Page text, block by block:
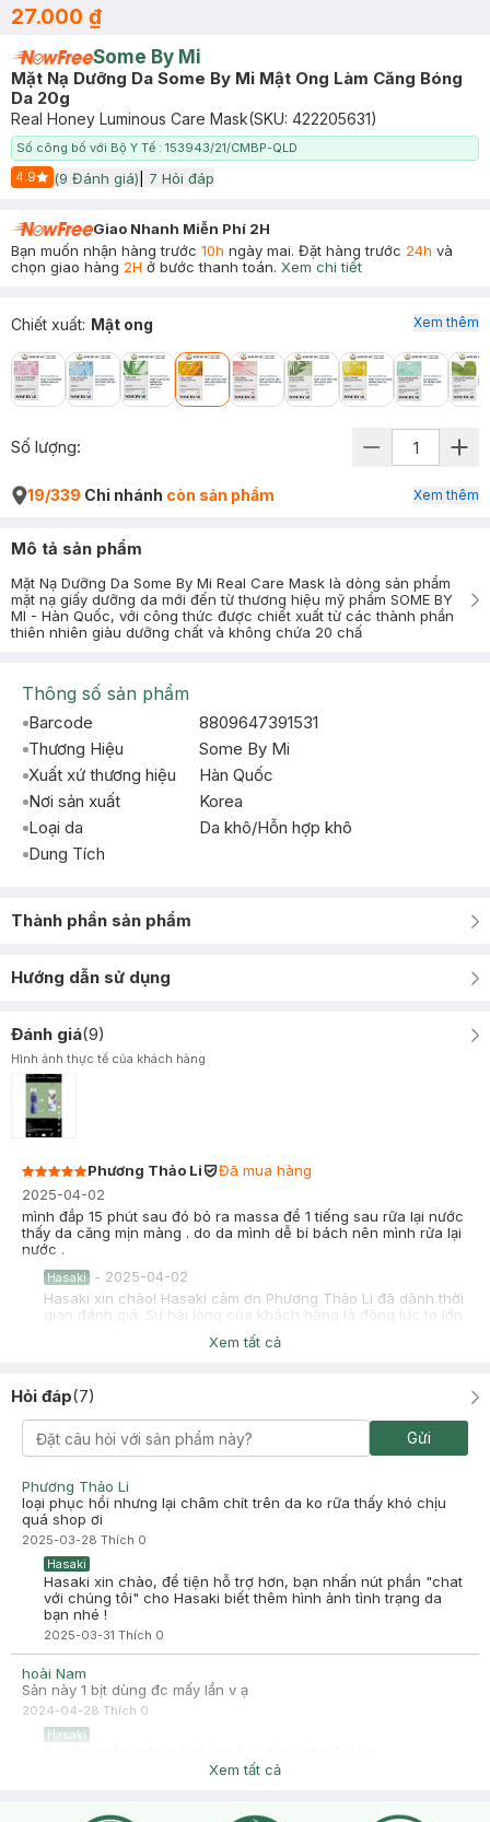
27.000 ₫
Some By Mi
Mặt Nạ Dưỡng Da Some By Mi Mật Ong Làm Căng Bóng
Da 20g
Real Honey Luminous Care Mask(SKU: 422205631)
Số công bố với Bộ Y Tế : 153943/21/CMBP-QLD
4.9
Start Icon
(9 Đánh giá) 7 Hỏi đáp
Giao Nhanh Miễn Phí 2H
Bạn muốn nhận hàng trước 10h ngày mai. Đặt hàng trước 24h và
chọn giao hàng 2H ở bước thanh toán. Xem chi tiết
Chiết xuất: Mật ong Xem thêm
Số lượng:
19/339 Chi nhánh còn sản phẩm Xem thêm
Mô tả sản phẩm
Mặt Nạ Dưỡng Da Some By Mi Real Care Mask là dòng sản phẩm
mặt nạ giấy dưỡng da mới đến từ thương hiệu mỹ phẩm SOME BY
MI - Hàn Quốc, với công thức được chiết xuất từ các thành phần
thiên nhiên giàu dưỡng chất và không chứa 20 chấ
Thông số sản phẩm
Barcode
8809647391531
Thương Hiệu
Some By Mi
Xuất xứ thương hiệu
Hàn Quốc
Nơi sản xuất
Korea
Loại da
Da khô/Hỗn hợp khô
Dung Tích
Thành phần sản phẩm
Hướng dẫn sử dụng
Đánh giá(9)
Hình ảnh thực tế của khách hàng
Phương Thảo Li
Đã mua hàng
2025-04-02
mình đắp 15 phút sau đó bỏ ra massa để 1 tiếng sau rữa lại nước
thấy da căng mịn màng . do da mình dễ bí bách nên mình rửa lại
nước .
Hasaki - 2025-04-02
Hasaki xin chào! Hasaki cảm ơn Phương Thảo Li đã dành thời
gian đánh giá. Sự hài lòng của khách hàng là động lực to lớn
để Hasaki ngày càng phát triển hơn nữa về chất lượng dịch
vụ. Cảm ơn bạn đã tin tưởng và mua sắm tại Hasaki!
2025-01-16
Mặt nạ mỏng nhẹ, ôm khít vào da mặt. Có hương tràm trà nhẹ
nhàng, không nồng, và dễ chịu. Dưỡng chất vừa đủ, không dư
nhiều như các dòng BNBG. Đắp xong da có độ ẩm nhẹ, sáng da
nhẹ. Khả năng kiềm dầu và dịu da tương đối tốt.
Hasaki -2025-01-17
Hasaki cảm ơn bạn đã chia sẻ trải nghiệm tại Hasaki. Sự hài
lòng của khách hàng là động lực to lớn để Hasaki ngày càng
phát triển hơn nữa về chất lượng dịch vụ.
Xem tất cả
Hỏi đáp(7)
Gửi
Phương Thảo Li
loại phục hồi nhưng lại châm chít trên da ko rữa thấy khó chịu
quá shop ơi
2025-03-28 Thích 0
Hasaki
Hasaki xin chào, để tiện hỗ trợ hơn, bạn nhấn nút phần "chat
với chúng tôi" cho Hasaki biết thêm hình ảnh tình trạng da
bạn nhé !
2025-03-31 Thích 0
hoài Nam
Sản này 1 bịt dùng đc mấy lần v ạ
2024-04-28 Thích 0
Hasaki
Xem tất cả